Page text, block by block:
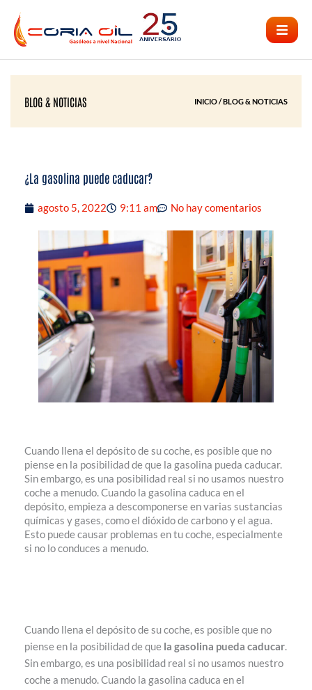
contenido
BLOG & NOTICIAS INICIO / BLOG & NOTICIAS
¿La gasolina puede caducar?
agosto 5, 2022 9:11 am No hay comentarios
Cuando llena el depósito de su coche, es posible que no
piense en la posibilidad de que la gasolina pueda caducar.
Sin embargo, es una posibilidad real si no usamos nuestro
coche a menudo. Cuando la gasolina caduca en el
depósito, empieza a descomponerse en varias sustancias
químicas y gases, como el dióxido de carbono y el agua.
Esto puede causar problemas en tu coche, especialmente
si no lo conduces a menudo.
Cuando llena el depósito de su coche, es posible que no
piense en la posibilidad de quela gasolina pueda caducar.
Sin embargo, es una posibilidad real si no usamos nuestro
coche a menudo. Cuando la gasolina caduca en el